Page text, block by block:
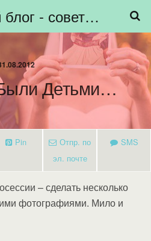
Свадебный блог - советы невестам, подготовка к свадьбе - HiBride
Детьми…
Pin
Отпр. по
эл. почте
SMS
– сделать несколько
фотографиями. Мило и